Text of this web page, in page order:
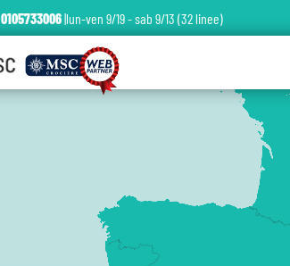
0105733006|lun-ven 9/19 - sab 9/13 (32 linee)